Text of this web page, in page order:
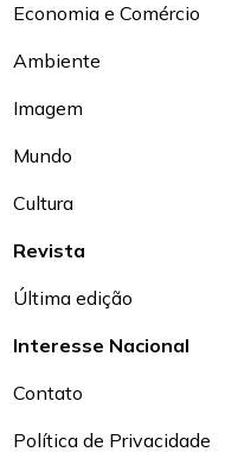
Economia e Comércio
Ambiente
Imagem
Mundo
Cultura
Revista
Última edição
Interesse Nacional
Contato
Política de Privacidade